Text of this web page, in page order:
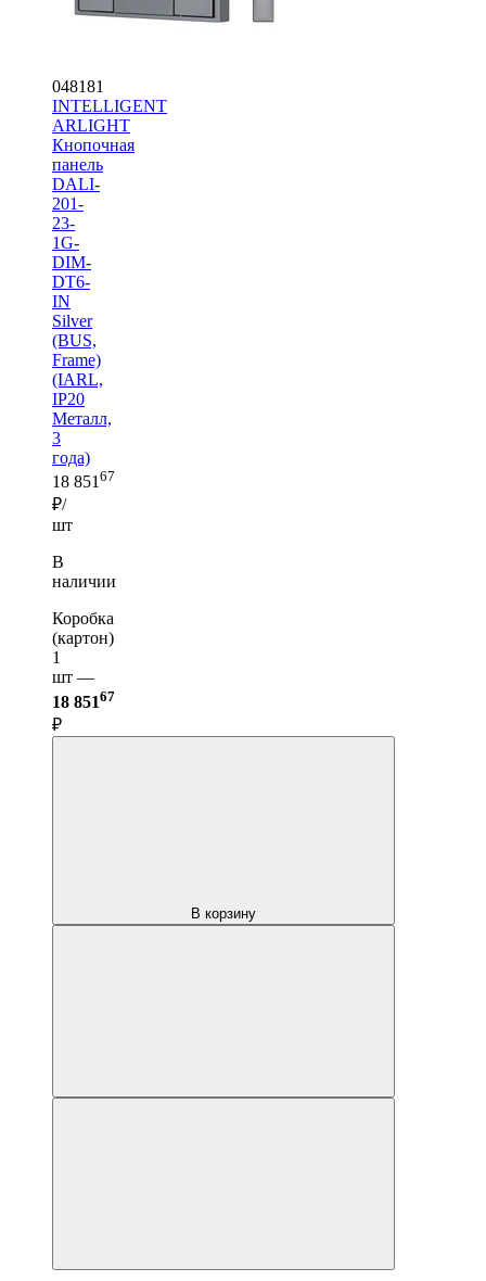
048181
INTELLIGENT
ARLIGHT
Кнопочная
панель
DALI-
201-
23-
1G-
DIM-
DT6-
IN
Silver
(BUS,
Frame)
(IARL,
IP20
Металл,
3
года)
18 851 67
₽/
шт
В
наличии
Коробка
(картон)
1
шт —
18 85167
₽
В корзину